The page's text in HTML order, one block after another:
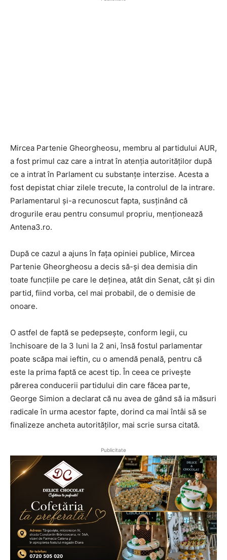
Mircea Partenie Gheorgheosu, membru al partidului AUR,
a fost primul caz care a intrat în atenția autorităților după
ce a intrat în Parlament cu substanțe interzise. Acesta a
fost depistat chiar zilele trecute, la controlul de la intrare.
Parlamentarul și-a recunoscut fapta, susținând că
drogurile erau pentru consumul propriu, menționează
Antena3.ro.
După ce cazul a ajuns în fața opiniei publice, Mircea
Partenie Gheorgheosu a decis să-și dea demisia din
toate funcțiile pe care le deținea, atât din Senat, cât și din
partid, fiind vorba, cel mai probabil, de o demisie de
onoare.
O astfel de faptă se pedepsește, conform legii, cu
închisoare de la 3 luni la 2 ani, însă fostul parlamentar
poate scăpa mai ieftin, cu o amendă penală, pentru că
este la prima faptă ce acest tip. În ceea ce privește
părerea conducerii partidului din care făcea parte,
George Simion a declarat că nu avea de gând să ia măsuri
radicale în urma acestor fapte, dorind ca mai întâi să se
finalizeze ancheta autorităților, mai scrie sursa citată.
Publicitate